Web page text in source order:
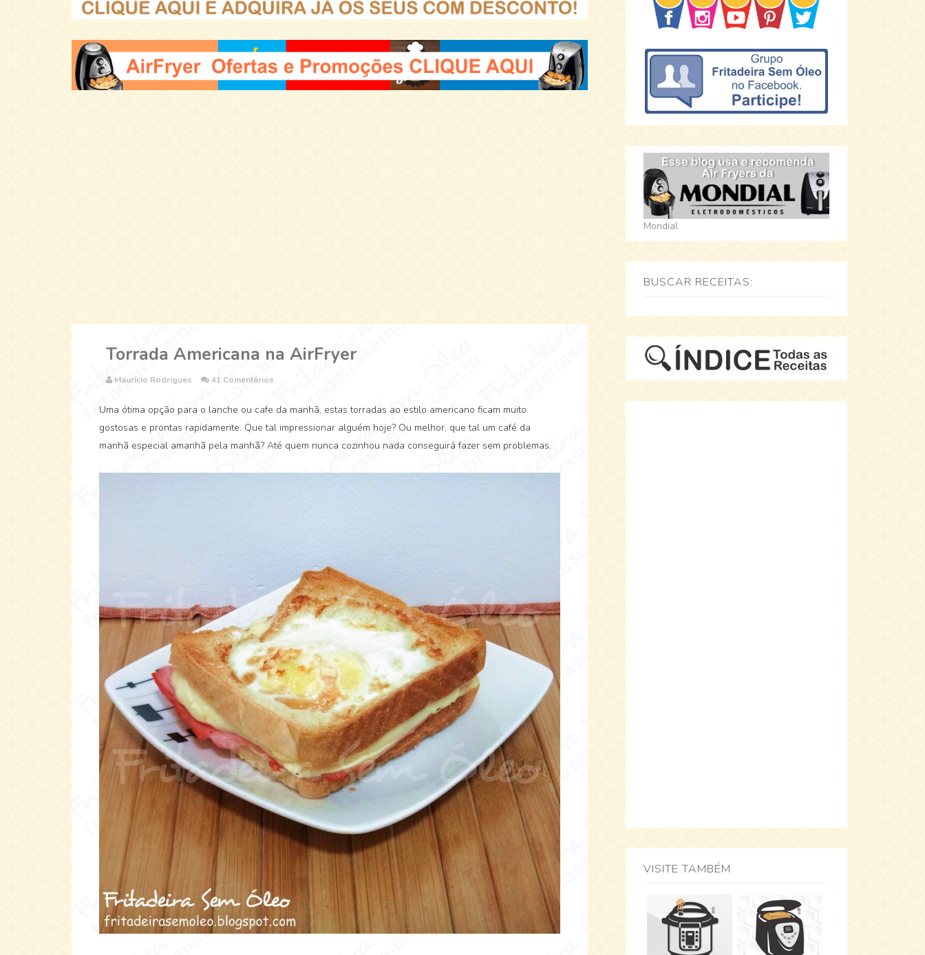
Torrada Americana na AirFryer
Maurício Rodrigues 41 Comentários
Uma ótima opção para o lanche ou cafe da manhã, estas torradas ao estilo americano ficam muito
gostosas e prontas rapidamente. Que tal impressionar alguém hoje? Ou melhor, que tal um café da
manhã especial amanhã pela manhã? Até quem nunca cozinhou nada conseguirá fazer sem problemas.
Mondial
BUSCAR RECEITAS:
VISITE TAMBÉM